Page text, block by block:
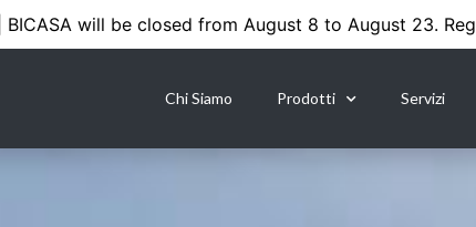
| BICASA will be closed from August 8 to August 23.
Chi Siamo Prodotti Servizi